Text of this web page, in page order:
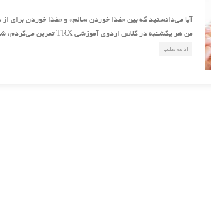
آیا می‌دانستید که بین «غذا خوردن سالم» و «غذا خوردن برای
من هر یکشنبه در کلاس اردوی آموزشی TRX تمرین می‌کردم، شکایت‌های زیادی از کسانی می‌شنیدم که …
ادامه مطلب